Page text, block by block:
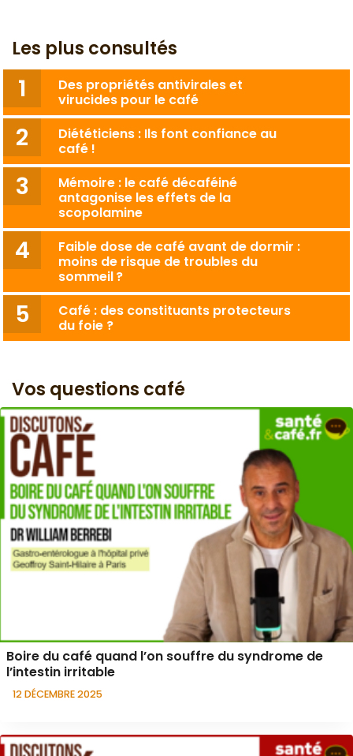
Les plus consultés
Des propriétés antivirales et
virucides pour le café
Diététiciens : Ils font confiance au
café !
Mémoire : le café décaféiné
antagonise les effets de la
scopolamine
Faible dose de café avant de dormir :
moins de risque de troubles du
sommeil ?
Café : des constituants protecteurs
du foie ?
Vos questions café
Boire du café quand l’on souffre du syndrome de
l’intestin irritable
12 DÉCEMBRE 2025